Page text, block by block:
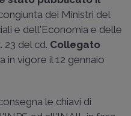
dei Ministri del
e dell'Economia e delle
23 del cd. Collegato
in vigore il 12 gennaio
le chiavi di